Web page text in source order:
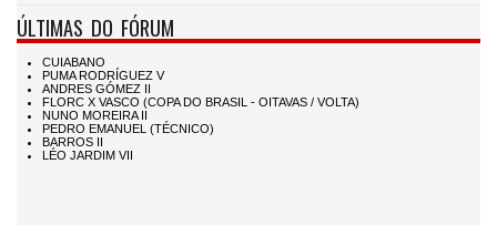
ÚLTIMAS DO FÓRUM